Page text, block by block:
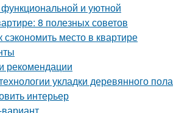
и уютной
8 полезных советов
место в квартире
рекомендации
укладки деревянного пола
интерьер